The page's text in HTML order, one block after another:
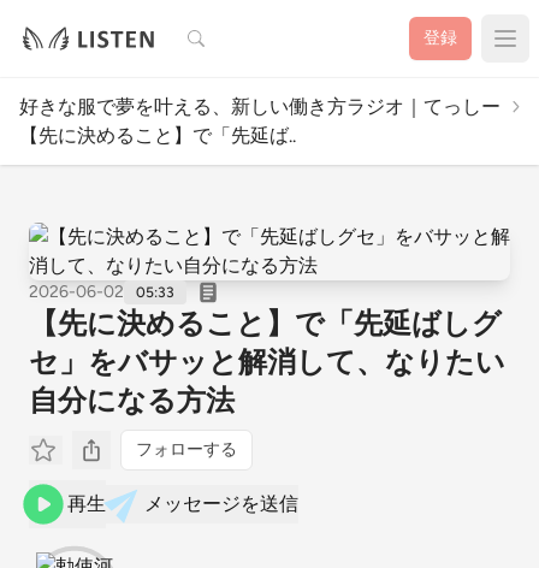
検索 登録
好きな服で夢を叶える、新しい働き方ラジオ｜てっしー
【先に決めること】で「先延ば..
2026-06-02 05:33
【先に決めること】で「先延ばしグ
セ」をバサッと解消して、なりたい
自分になる方法
フォローする
再生 メッセージを送信